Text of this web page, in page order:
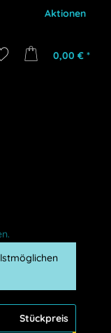
Aktionen
0,00 € *
Marken
Stückpreis